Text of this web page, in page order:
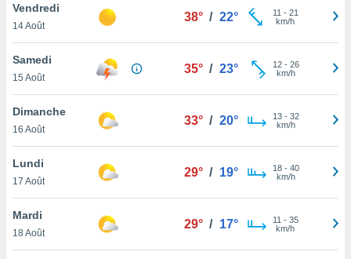
le
ainsi
un
la
du
en
Vendredi
14 Août
38° / 22° 11 - 21
km/h
Samedi
15 Août
35° / 23° 12- 26
km/h
Dimanche
16 Août
33° / 20° 13- 32
km/h
Lundi
17 Août
29° / 19° 18- 40
km/h
Mardi
18 Août
29° / 17° 11 - 35
km/h